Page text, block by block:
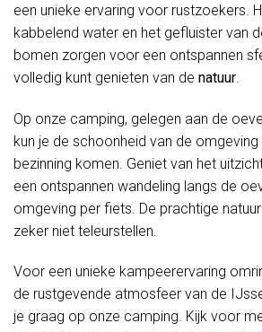
een unieke ervaring voor rustzoekers.
kabbelend water en het gefluister van
bomen zorgen voor een ontspannen
volledig kunt genieten van de natuur.
Op onze camping, gelegen aan de
kun je de schoonheid van de
bezinning komen. Geniet van het
een ontspannen wandeling langs de
omgeving per fiets. De prachtige
zeker niet teleurstellen.
Voor een unieke kampeerervaring
de rustgevende atmosfeer van de
je graag op onze camping. Kijk voor